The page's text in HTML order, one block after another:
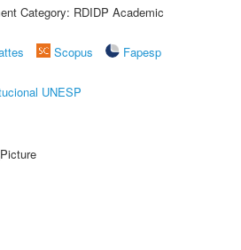
Category: RDIDP Academic
Scopus
Fapesp
UNESP